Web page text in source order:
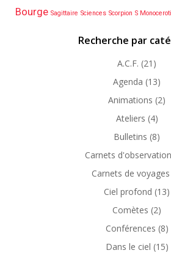
Bourge Sagittaire Sciences Scorpion S
Recherche par
A.C.F. (21)
Agenda (13)
Animations (2)
Ateliers (4)
Bulletins (8)
Carnets
Carnets de voyages
Ciel profond (13)
Comètes (2)
Conférences (8)
Dans le ciel (15)